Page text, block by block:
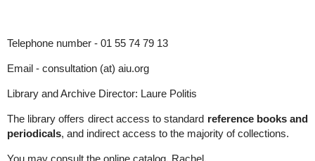
Telephone number - 01 55 74 79 13
Email - consultation (at) aiu.org
Library and Archive Director: Laure Politis
The library offers direct access to standard reference books and
periodicals, and indirect access to the majority of collections.